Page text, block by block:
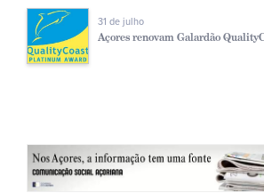
31 de julho
Açores renovam Galardão